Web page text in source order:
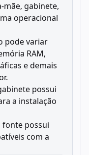
mãe, gabinete,
operacional
pode variar
RAM,
e demais
possui
a instalação
fonte possui
com a